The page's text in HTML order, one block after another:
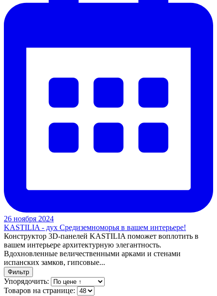
26 ноября 2024
KASTILIA - дух Средиземноморья в вашем интерьере!
Конструктор 3D-панелей KASTILIA поможет воплотить в
вашем интерьере архитектурную элегантность.
Вдохновленные величественными арками и стенами
испанских замков, гипсовые...
Фильтр
Упорядочить:
Товаров на странице: